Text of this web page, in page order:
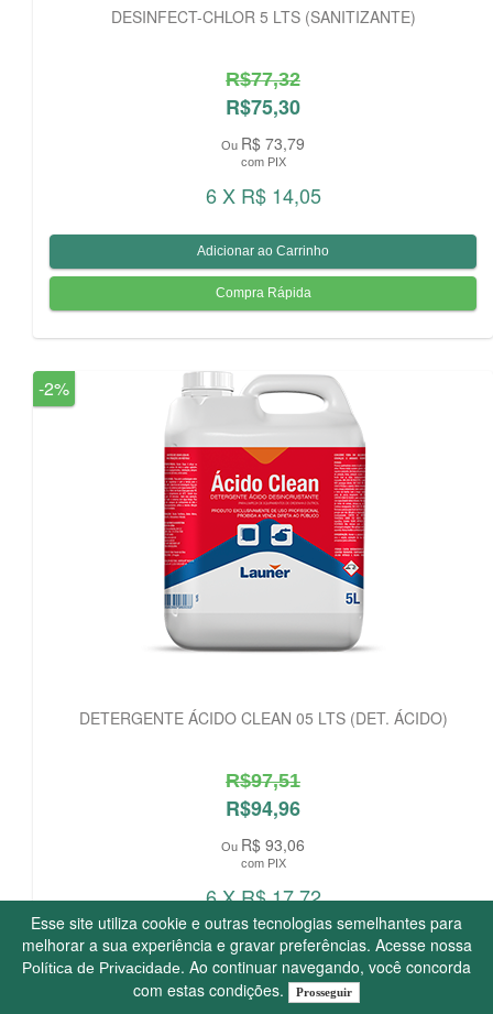
Esse site utiliza cookie e outras tecnologias semelhantes para
melhorar a sua experiência e gravar preferências. Acesse nossa
Política de Privacidade. Ao continuar navegando, você concorda
com estas condições.
Prosseguir
DESINFECT-CHLOR 5 LTS (SANITIZANTE)
R$77,32
R$75,30
Ou R$ 73,79
com PIX
6 X R$ 14,05
-2%
DETERGENTE ÁCIDO CLEAN 05 LTS (DET. ÁCIDO)
R$97,51
R$94,96
Ou R$ 93,06
com PIX
6 X R$ 17,72